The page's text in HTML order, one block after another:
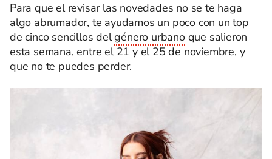
Para que el revisar las novedades no se te haga
algo abrumador, te ayudamos un poco con un top
de cinco sencillos delgénero urbanoque salieron
esta semana, entre el 21 y el 25 de noviembre, y
que no te puedes perder.